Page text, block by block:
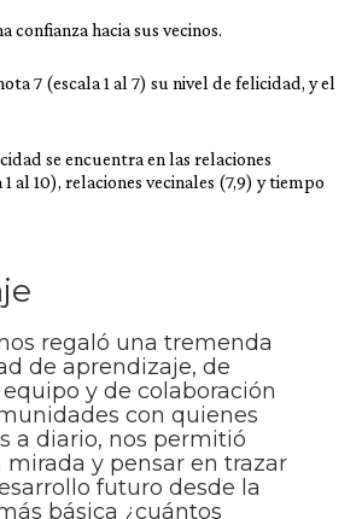
confianza hacia sus vecinos.
7 (escala 1 al 7) su nivel de felicidad, y el
se encuentra en las relaciones
al 10), relaciones vecinales (7,9) y tiempo
regaló una tremenda
de aprendizaje, de
y de colaboración
con quienes
a diario, nos permitió
mirada y pensar en trazar
futuro desde la
básica ¿cuántos